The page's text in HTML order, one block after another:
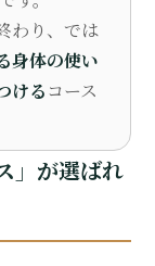
わり、では
身体の使い
けるコース
」が選ばれ